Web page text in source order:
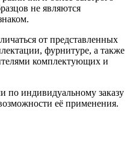
не являются
от представленных
фурнитуре, а также
комплектующих и
по индивидуальному заказу
её применения.